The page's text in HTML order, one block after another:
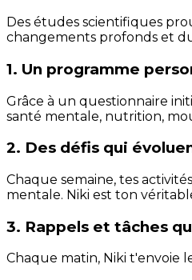
Des études scientifiques
changements profonds et
1. Un programme
Grâce à un questionnaire
santé mentale, nutrition,
2. Des défis qui
Chaque semaine, tes
mentale. Niki est ton
3. Rappels et tâches
Chaque matin, Niki t'envoie